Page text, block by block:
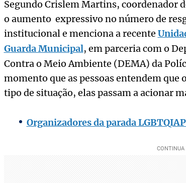
Segundo Crislem Martins, coordenador
o aumento expressivo no número de
institucional e menciona a recente
Guarda Municipal, em parceria com o
Contra o Meio Ambiente (DEMA) da
momento que as pessoas entendem
tipo de situação, elas passam a acionar
Organizadores da parada